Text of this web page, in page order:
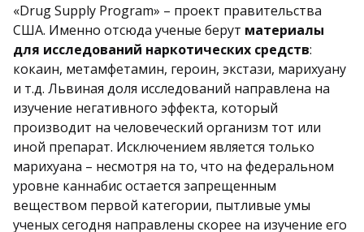
«Drug Supply Program» – проект правительства
США. Именно отсюда ученые берут материалы
для исследований наркотических средств:
кокаин, метамфетамин, героин, экстази, марихуану
и т.д. Львиная доля исследований направлена на
изучение негативного эффекта, который
производит на человеческий организм тот или
иной препарат. Исключением является только
марихуана – несмотря на то, что на федеральном
уровне каннабис остается запрещенным
веществом первой категории, пытливые умы
ученых сегодня направлены скорее на изучение его